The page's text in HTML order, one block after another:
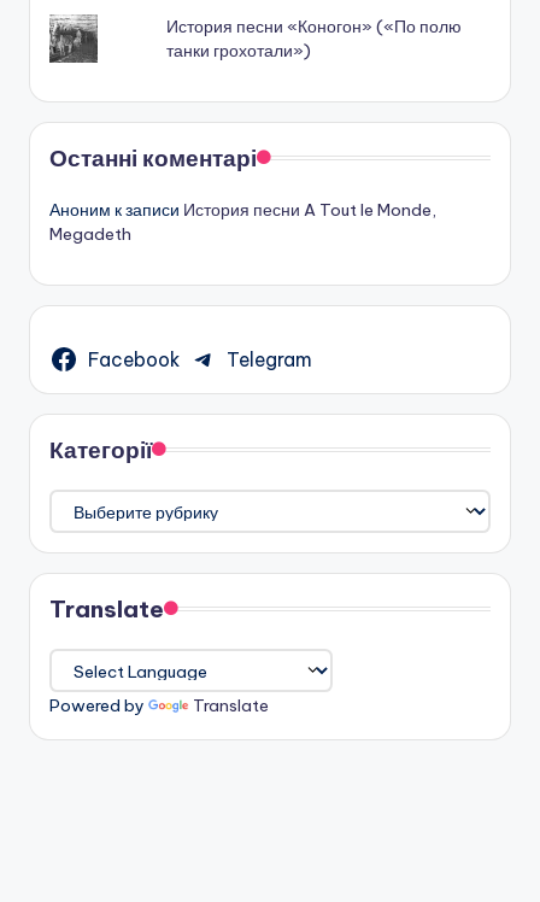
История песни «Коногон» («По полю
танки грохотали»)
Останні коментарі
Аноним к записи История песни A Tout le Monde,
Megadeth
Facebook Telegram
Категорії
Категорії
Translate
Powered by Translate